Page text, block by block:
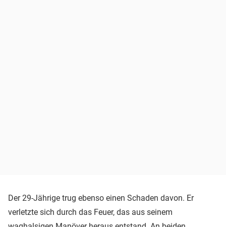
Der 29-Jährige trug ebenso einen Schaden davon. Er
verletzte sich durch das Feuer, das aus seinem